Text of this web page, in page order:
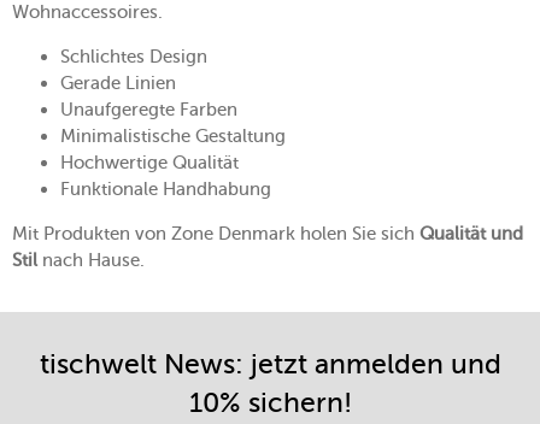
Wohnaccessoires.
Schlichtes Design
Gerade Linien
Unaufgeregte Farben
Minimalistische Gestaltung
Hochwertige Qualität
Funktionale Handhabung
Mit Produkten von Zone Denmark holen Sie sich Qualität und
Stilnach Hause.
tischwelt News: jetzt anmelden und
10% sichern!